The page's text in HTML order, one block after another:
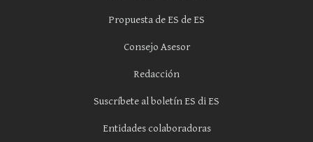
Propuesta de ES de ES
Consejo Asesor
Redacción
Suscríbete al boletín ES di ES
Entidades colaboradoras